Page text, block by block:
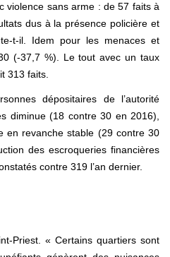
violence sans arme : de 57 faits à
dus à la présence policière et
t-il. Idem pour les menaces et
(-37,7 %). Le tout avec un taux
313 faits.
dépositaires de l’autorité
diminue (18 contre 30 en 2016),
en revanche stable (29 contre 30
des escroqueries financières
contre 319 l’an dernier.
Priest. « Certains quartiers sont